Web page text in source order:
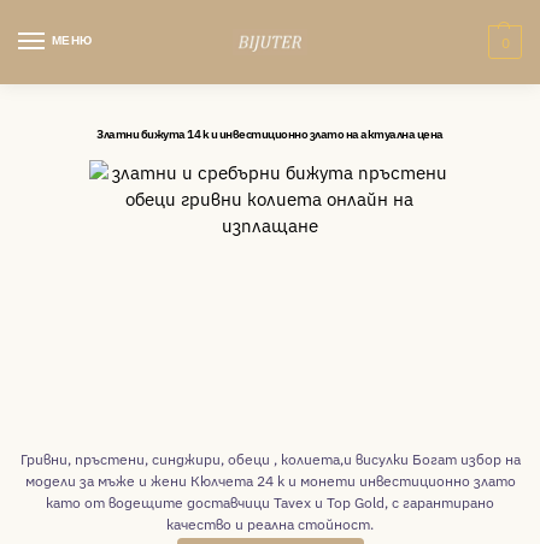
МЕНЮ 0
Златни бижута 14 k и инвестиционно злато на актуална цена
Гривни, пръстени, синджири, обеци , колиета,и висулки Богат избор на
модели за мъже и жени Кюлчета 24 k и монети инвестиционно злато
като от водещите доставчици Tavex и Top Gold, с гарантирано
качество и реална стойност.